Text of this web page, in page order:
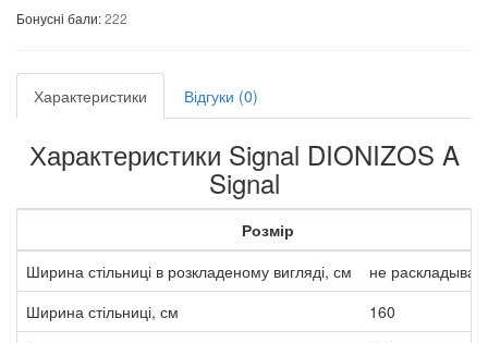
Бонусні бали:222
Характеристики Відгуки (0)
Характеристики Signal DIONIZOS A
Signal
Розмір
Ширина стільниці в розкладеному вигляді, см
не
Ширина стільниці, см
160